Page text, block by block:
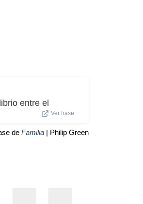
entre el
Ver frase
de Familia | Philip Green